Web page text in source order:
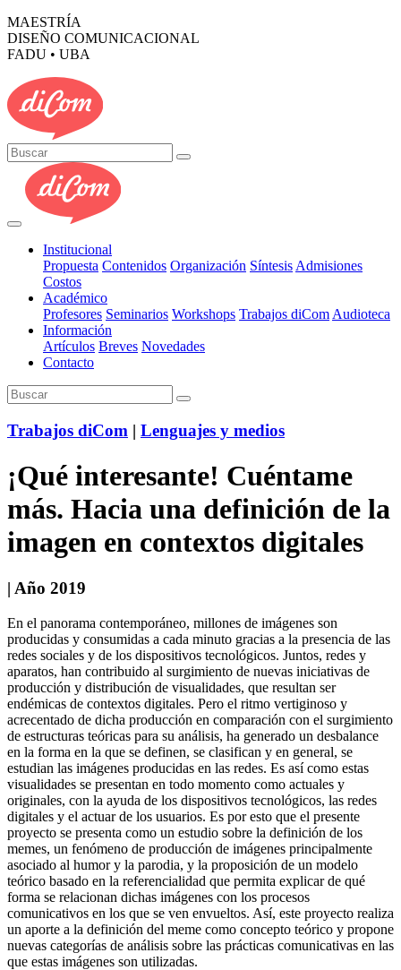
MAESTRÍA
DISEÑO COMUNICACIONAL
FADU • UBA
Institucional
Propuesta Contenidos Organización Síntesis Admisiones
Costos
Académico
Profesores Seminarios Workshops Trabajos diCom Audioteca
Información
Artículos Breves Novedades
Contacto
Trabajos diCom | Lenguajes y medios
¡Qué interesante! Cuéntame
más. Hacia una definición de la
imagen en contextos digitales
| Año 2019
En el panorama contemporáneo, millones de imágenes son
producidas y consumidas a cada minuto gracias a la presencia de las
redes sociales y de los dispositivos tecnológicos. Juntos, redes y
aparatos, han contribuido al surgimiento de nuevas iniciativas de
producción y distribución de visualidades, que resultan ser
endémicas de contextos digitales. Pero el ritmo vertiginoso y
acrecentado de dicha producción en comparación con el surgimiento
de estructuras teóricas para su análisis, ha generado un desbalance
en la forma en la que se definen, se clasifican y en general, se
estudian las imágenes producidas en las redes. Es así como estas
visualidades se presentan en todo momento como actuales y
originales, con la ayuda de los dispositivos tecnológicos, las redes
digitales y el actuar de los usuarios. Es por esto que el presente
proyecto se presenta como un estudio sobre la definición de los
memes, un fenómeno de producción de imágenes principalmente
asociado al humor y la parodia, y la proposición de un modelo
teórico basado en la referencialidad que permita explicar de qué
forma se relacionan dichas imágenes con los procesos
comunicativos en los que se ven envueltos. Así, este proyecto realiza
un aporte a la definición del meme como concepto teórico y propone
nuevas categorías de análisis sobre las prácticas comunicativas en las
que estas imágenes son utilizadas.